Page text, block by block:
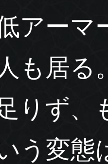
アーマ
も居る
りず、
う変態